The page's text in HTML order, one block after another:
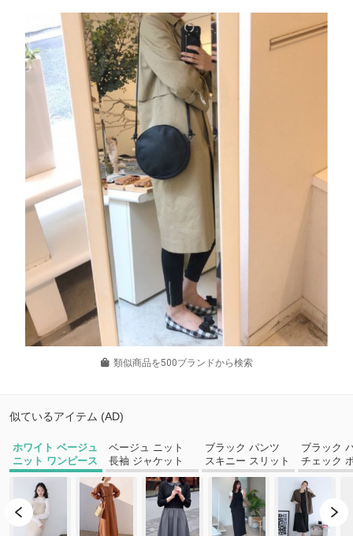
類似商品を500ブランドから検索